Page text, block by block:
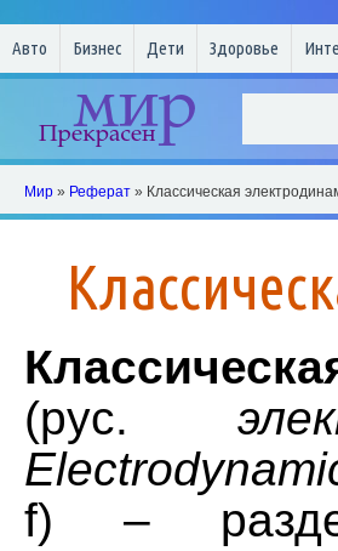
Авто Бизнес Дети Здоровье
Мир » Реферат » Классическая
(рус.
f) –